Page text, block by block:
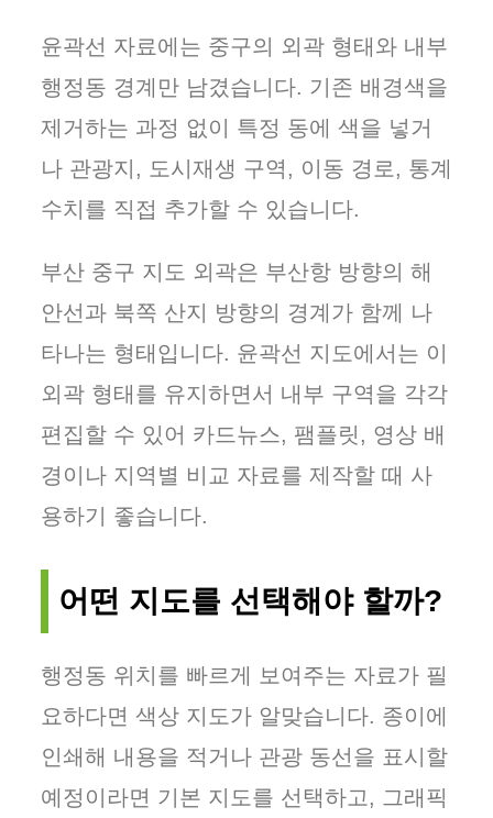
윤곽선 자료에는 중구의 외곽 형태와 내부
행정동 경계만 남겼습니다. 기존 배경색을
제거하는 과정 없이 특정 동에 색을 넣거
나 관광지, 도시재생 구역, 이동 경로, 통계
수치를 직접 추가할 수 있습니다.
부산 중구 지도 외곽은 부산항 방향의 해
안선과 북쪽 산지 방향의 경계가 함께 나
타나는 형태입니다. 윤곽선 지도에서는 이
외곽 형태를 유지하면서 내부 구역을 각각
편집할 수 있어 카드뉴스, 팸플릿, 영상 배
경이나 지역별 비교 자료를 제작할 때 사
용하기 좋습니다.
어떤 지도를 선택해야 할까?
행정동 위치를 빠르게 보여주는 자료가 필
요하다면 색상 지도가 알맞습니다. 종이에
인쇄해 내용을 적거나 관광 동선을 표시할
예정이라면 기본 지도를 선택하고, 그래픽